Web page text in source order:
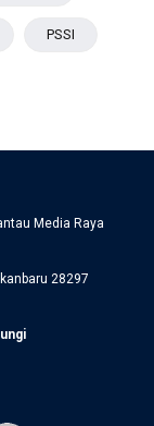
PSSI
Media Raya
28297